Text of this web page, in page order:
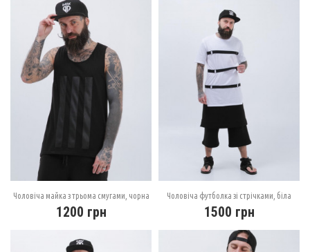
Чоловіча майка з трьома смугами, чорна
1200 грн
Чоловіча футболка зі стрічками, біла
1500 грн